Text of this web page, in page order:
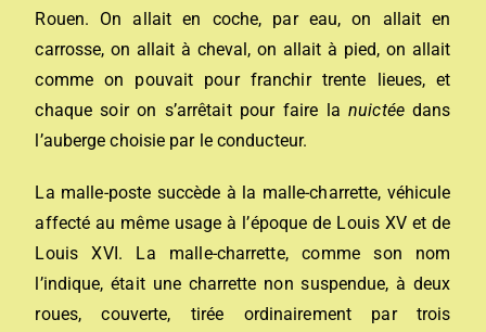
Rouen. On allait en coche, par eau, on allait en
carrosse, on allait à cheval, on allait à pied, on allait
comme on pouvait pour franchir trente lieues, et
chaque soir on s’arrêtait pour faire lanuictéedans
l’auberge choisie par le conducteur.
La malle-poste succède à la malle-charrette, véhicule
affecté au même usage à l’époque de Louis XV et de
Louis XVI. La malle-charrette, comme son nom
l’indique, était une charrette non suspendue, à deux
roues, couverte, tirée ordinairement par trois